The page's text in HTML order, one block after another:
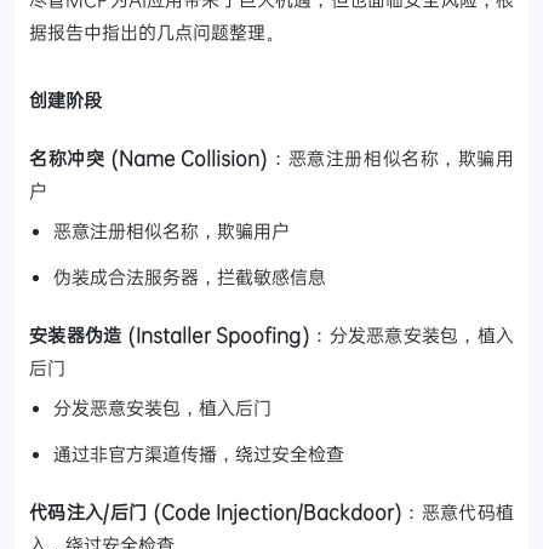
据报告中指出的几点问题整理。
创建阶段
名称冲突 (Name Collision) ：恶意注册相似名称，欺骗用
户
恶意注册相似名称，欺骗用户
伪装成合法服务器，拦截敏感信息
安装器伪造 (Installer Spoofing) ：分发恶意安装包，植入
后门
分发恶意安装包，植入后门
通过非官方渠道传播，绕过安全检查
代码注入/后门 (Code Injection/Backdoor) ：恶意代码植
入，绕过安全检查